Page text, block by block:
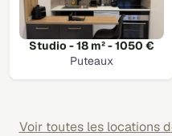
Studio - 18 m² - 1050 €
Puteaux
Voir toutes les locations